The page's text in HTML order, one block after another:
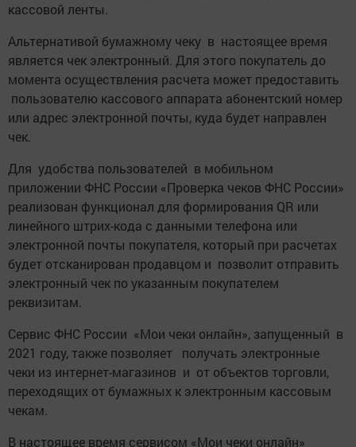
кассовой ленты.
Альтернативой бумажному чеку в настоящее время
является чек электронный. Для этого покупатель до
момента осуществления расчета может предоставить
пользователю кассового аппарата абонентский номер
или адрес электронной почты, куда будет направлен
чек.
Для удобства пользователей в мобильном
приложении ФНС России «Проверка чеков ФНС России»
реализован функционал для формирования QR или
линейного штрих-кода с данными телефона или
электронной почты покупателя, который при расчетах
будет отсканирован продавцом и позволит отправить
электронный чек по указанным покупателем
реквизитам.
Сервис ФНС России «Мои чеки онлайн», запущенный в
2021 году, также позволяет получать электронные
чеки из интернет-магазинов и от объектов торговли,
переходящих от бумажных к электронным кассовым
чекам.
В настоящее время сервисом «Мои чеки онлайн»